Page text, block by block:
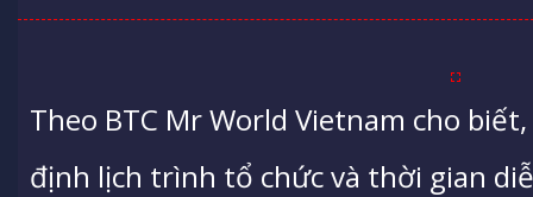
Theo BTC Mr World Vietnam cho
định lịch trình tổ chức và thời gian